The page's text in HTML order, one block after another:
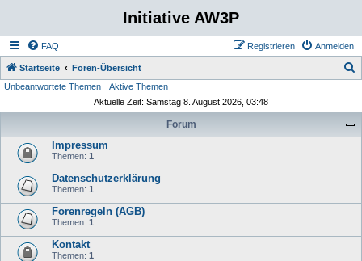
Initiative AW3P
FAQ Anmelden
Registrieren
Startseite Foren-Übersicht
Unbeantwortete Themen
Aktive Themen
Aktuelle Zeit: Samstag 8. August 2026, 03:48
Forum
Impressum
Themen: 1
Datenschutzerklärung
Themen: 1
Forenregeln (AGB)
Themen: 1
Kontakt
Themen: 1